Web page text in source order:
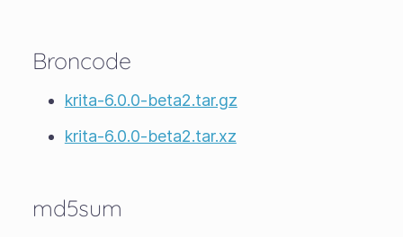
Broncode
krita-6.0.0-beta2.tar.gz
krita-6.0.0-beta2.tar.xz
md5sum